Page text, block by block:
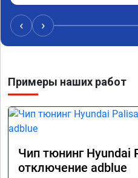
‹ ›
Примеры наших работ
Чип тюнинг Hyundai
отключение adblue